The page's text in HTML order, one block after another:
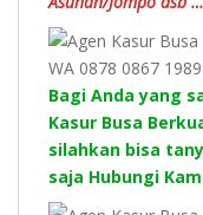
Bagi Anda yang
Kasur Busa
silahkan bisa
saja Hubungi